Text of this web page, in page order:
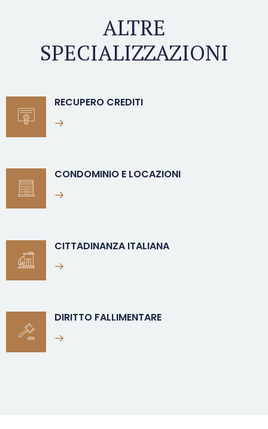
ALTRE
SPECIALIZZAZIONI
RECUPERO CREDITI
CONDOMINIO E LOCAZIONI
CITTADINANZA ITALIANA
DIRITTO FALLIMENTARE